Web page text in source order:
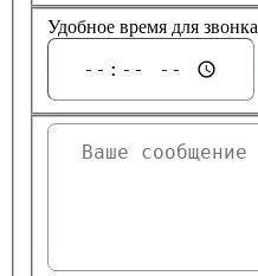
Удобное время для звонка